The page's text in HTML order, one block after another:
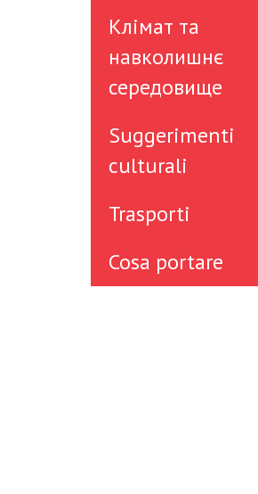
Клімат та
навколишнє
середовище
Suggerimenti
culturali
Trasporti
Cosa portare